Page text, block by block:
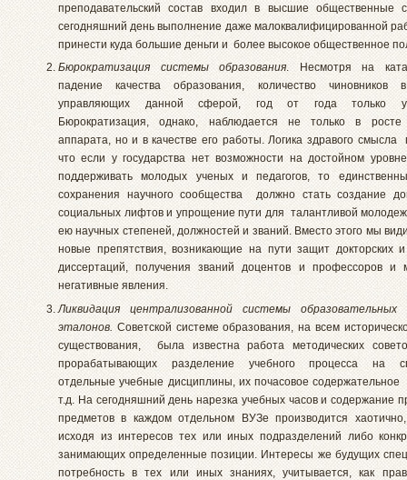
преподавательский состав входил в высшие общественные
сегодняшний день выполнение даже малоквалифицированной
принести куда большие деньги и более высокое общественное
Бюрократизация системы образования. Несмотря на
падение качества образования, количество чиновников
управляющих данной сферой, год от года только
Бюрократизация, однако, наблюдается не только в росте
аппарата, но и в качестве его работы. Логика здравого смысла
что если у государства нет возможности на достойном
поддерживать молодых ученых и педагогов, то
сохранения научного сообщества должно стать создание
социальных лифтов и упрощение пути для талантливой
ею научных степеней, должностей и званий. Вместо этого мы
новые препятствия, возникающие на пути защит докторских и
диссертаций, получения званий доцентов и профессоров и
негативные явления.
Ликвидация централизованной системы
эталонов. Советской системе образования, на всем
существования, была известна работа методических
прорабатывающих разделение учебного процесса на
отдельные учебные дисциплины, их почасовое
т.д. На сегодняшний день нарезка учебных часов и содержание
предметов в каждом отдельном ВУЗе производится
исходя из интересов тех или иных подразделений либо
занимающих определенные позиции. Интересы же будущих
потребность в тех или иных знаниях, учитывается, как